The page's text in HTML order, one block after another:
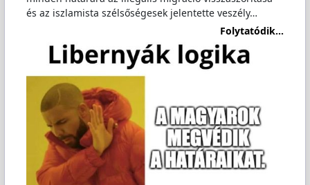
és az iszlamista szélsőségesek jelentette veszély…
Folytatódik...